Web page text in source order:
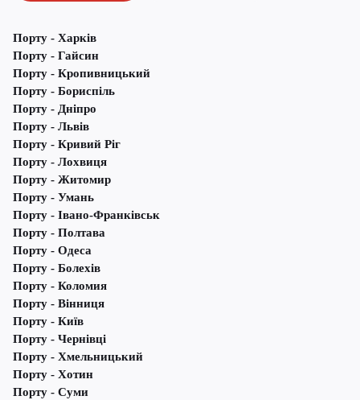
Порту - Харків
Порту - Гайсин
Порту - Кропивницький
Порту - Бориспіль
Порту - Дніпро
Порту - Львів
Порту - Кривий Ріг
Порту - Лохвиця
Порту - Житомир
Порту - Умань
Порту - Івано-Франківськ
Порту - Полтава
Порту - Одеса
Порту - Болехів
Порту - Коломия
Порту - Вінниця
Порту - Київ
Порту - Чернівці
Порту - Хмельницький
Порту - Хотин
Порту - Суми